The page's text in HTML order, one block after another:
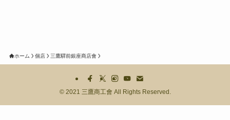
ホーム 個店 三鷹驛前銀座商店會
©2021 三鷹商工會 All Rights Reserved.